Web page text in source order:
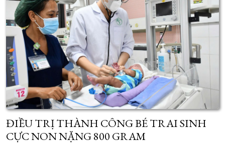
ĐIỀU TRỊ THÀNH CÔNG BÉ TRAI SINH
CỰC NON NẶNG 800 GRAM